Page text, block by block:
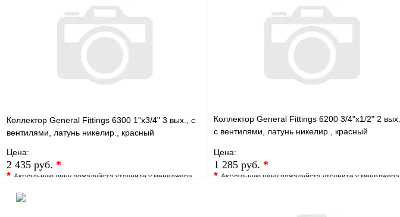
Коллектор General Fittings 6300 1"х3/4" 3 вых., c
вентилями, латунь никелир., красный
Цена:
2 435 руб. *
*Актуальную цену пожалуйста уточните у менеджера
В избранное
Коллектор General Fittings 6200 3/4"х1/2" 2 вых.,
c вентилями, латунь никелир., красный
Цена:
1 285 руб. *
*Актуальную цену пожалуйста уточните у менеджера